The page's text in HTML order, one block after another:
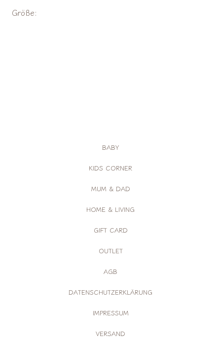
Größe:
BABY
KIDS CORNER
MUM & DAD
HOME & LIVING
GIFT CARD
OUTLET
AGB
DATENSCHUTZERKLÄRUNG
IMPRESSUM
VERSAND